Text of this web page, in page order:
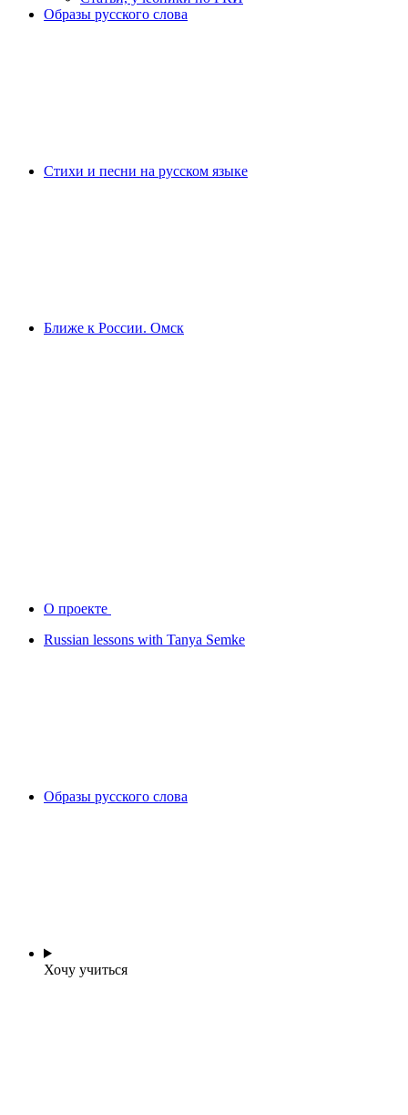
Образы русского слова
Стихи и песни на русском языке
Ближе к России. Омск
О проекте
Russian lessons with Tanya Semke
Образы русского слова
Хочу учиться